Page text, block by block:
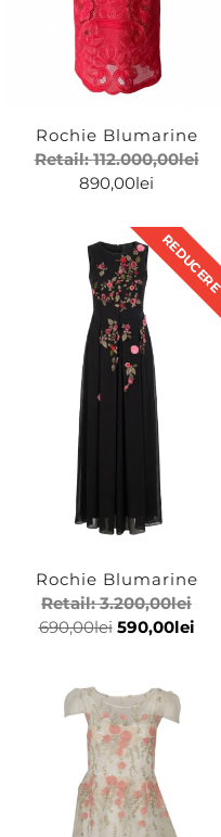
Brand
38
M
42 (IT)
Culoare
Alb
Negru
Roz
Fit
Rochie Blumarine
Retail:112.000,00lei
890,00lei
Rochie Blumarine
Retail:3.200,00lei
690,00lei 590,00lei